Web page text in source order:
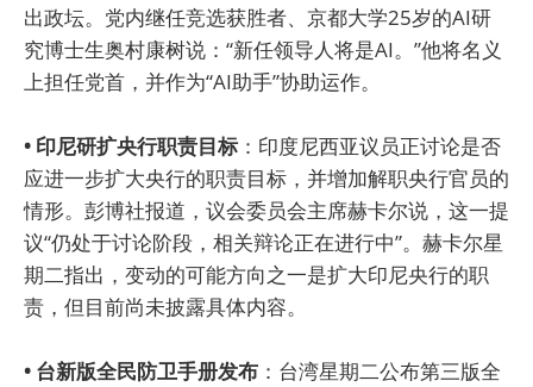
出政坛。党内继任竞选获胜者、京都大学25岁的AI研
究博士生奥村康树说：“新任领导人将是AI。”他将名义
上担任党首，并作为“AI助手”协助运作。
• 印尼研扩央行职责目标 ：印度尼西亚议员正讨论是否
应进一步扩大央行的职责目标，并增加解职央行官员的
情形。彭博社报道，议会委员会主席赫卡尔说，这一提
议“仍处于讨论阶段，相关辩论正在进行中”。赫卡尔星
期二指出，变动的可能方向之一是扩大印尼央行的职
责，但目前尚未披露具体内容。
• 台新版全民防卫手册发布 ：台湾星期二公布第三版全